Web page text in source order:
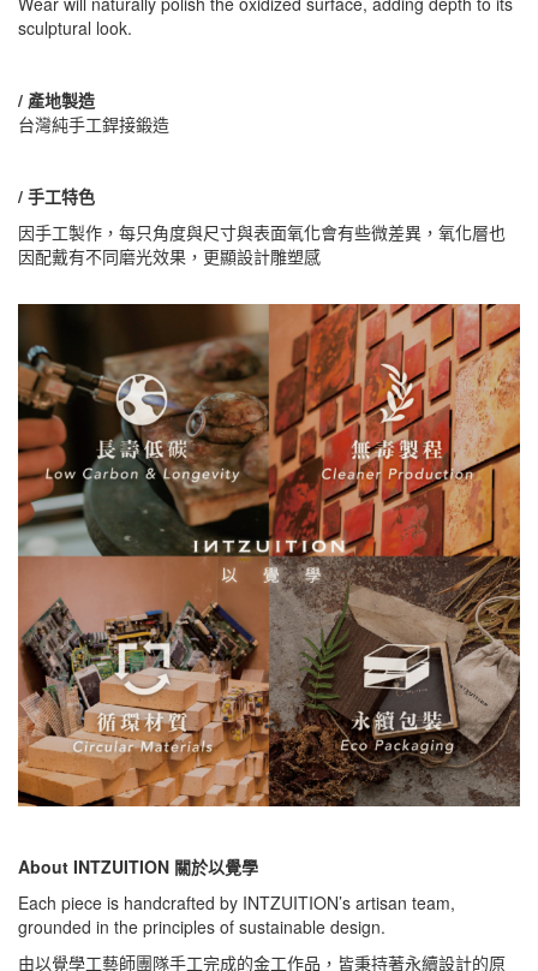
sculptural look.
/ 產地製造
台灣純手工銲接鍛造
/ 手工特色
因手工製作，每只角度與尺寸與表面氧化會有些微差異，氧化層也
因配戴有不同磨光效果，更顯設計雕塑感
About INTZUITION 關於以覺學
Each piece is handcrafted by INTZUITION’s artisan team,
grounded in the principles of sustainable design.
由以覺學工藝師團隊手工完成的金工作品，皆秉持著永續設計的原